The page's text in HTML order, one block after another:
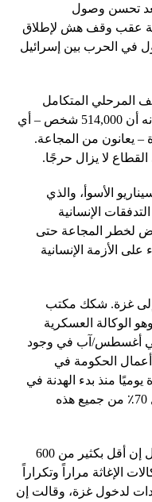
تحسن وصول
عقب وقف هش لإطلاق
في الحرب بين إسرائيل
المرحلي المتكامل
للأمن الغذائي بعد أربعة أشهر من إعلانه أن 514,000 شخص – أي
يعانون من المجاعة.
لا يزال حرجًا.
الأسوأ، والذي
الإنسانية
لخطر المجاعة حتى
الضوء على الأزمة الإنسانية
إلى غزة. شكك مكتب
الوكالة العسكرية
في أغسطس/آب في وجود
الحكومة في
تدخل غزة يوميًا منذ بدء الهدنة في
أكتوبر/تشرين الأول، وأن الغذاء يشكل 70٪ من جميع هذه
وتشكك حماس في هذه الأرقام، وتقول إن أقل بكثير من 600
الإغاثة مراراً وتكراراً
لدخول غزة، وقالت إن